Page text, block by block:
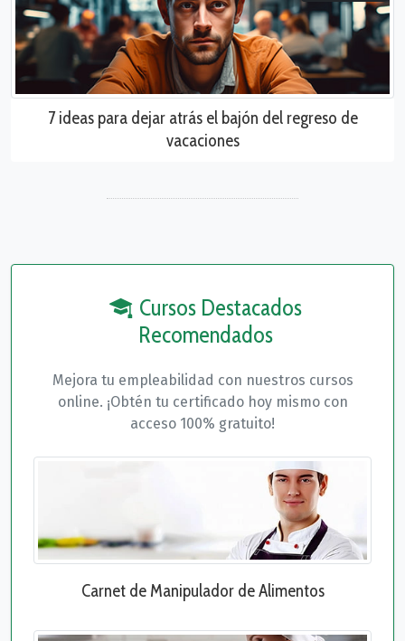
7 ideas para dejar atrás el bajón del regreso de
vacaciones
Cursos Destacados
Recomendados
Mejora tu empleabilidad con nuestros cursos
online. ¡Obtén tu certificado hoy mismo con
acceso 100% gratuito!
Carnet de Manipulador de Alimentos